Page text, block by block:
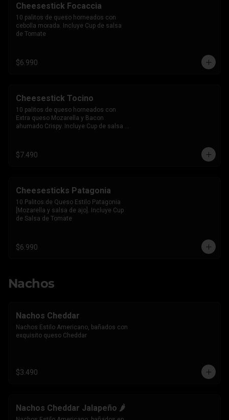
Cheesestick Focaccia
10 palitos de queso horneados con
cebolla morada. Incluye Cup de salsa
de Tomate
$6.990
Cheesestick Tocino
10 palitos de queso horneados con
Extra queso Mozarella y Bacon
ahumado Crispy. Incluye Cup de salsa
$7.490
Cheesesticks Patagonia
10 Palitos de Queso Estilo Patagonia
[Mozarella y salsa de ajo]. Incluye Cup
de Salsa de Tomate
$6.990
Nachos
Nachos Cheddar
Nachos Estilo Americano, bañados con
exquisito queso Cheddar
$3.490
Nachos Cheddar Jalapeño 🌶️